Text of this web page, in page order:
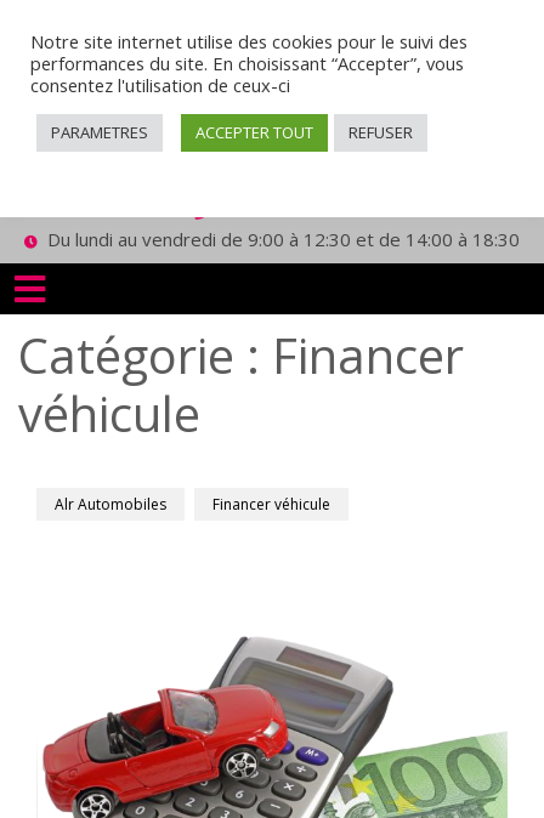
Du lundi au vendredi de 9:00 à 12:30 et de 14:00 à 18:30
Catégorie : Financer
véhicule
Alr Automobiles Financer véhicule
Notre site internet utilise des cookies pour le suivi des
performances du site. En choisissant “Accepter”, vous
consentez l'utilisation de ceux-ci
PARAMETRES ACCEPTER TOUT REFUSER